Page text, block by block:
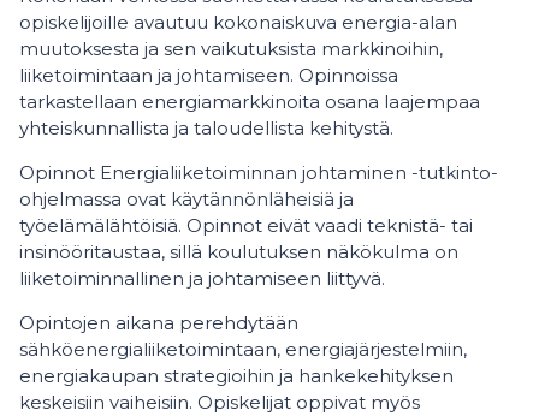
opiskelijoille avautuu kokonaiskuva energia-alan
muutoksesta ja sen vaikutuksista markkinoihin,
liiketoimintaan ja johtamiseen. Opinnoissa
tarkastellaan energiamarkkinoita osana laajempaa
yhteiskunnallista ja taloudellista kehitystä.
Opinnot Energialiiketoiminnan johtaminen -tutkinto-
ohjelmassa ovat käytännönläheisiä ja
työelämälähtöisiä. Opinnot eivät vaadi teknistä- tai
insinööritaustaa, sillä koulutuksen näkökulma on
liiketoiminnallinen ja johtamiseen liittyvä.
Opintojen aikana perehdytään
sähköenergialiiketoimintaan, energiajärjestelmiin,
energiakaupan strategioihin ja hankekehityksen
keskeisiin vaiheisiin. Opiskelijat oppivat myös